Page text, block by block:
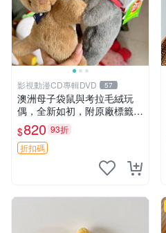
影視動漫CD專輯DVD 57
澳洲母子袋鼠與考拉毛絨玩
偶，全新如初，附原廠標籤，
手感極軟，適合贈送親朋好
友。袋鼠與考拉正版，精緻尺
寸，適合作為收藏或家飾擺
設，增添暖意。 母子、袋
$820 93折
折扣碼